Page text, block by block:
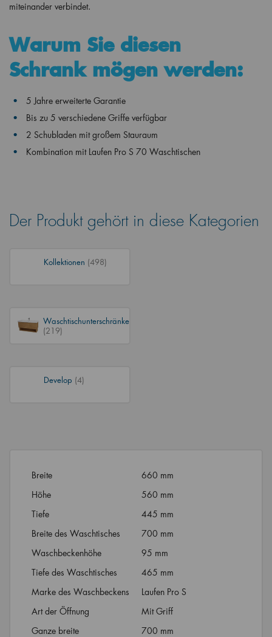
miteinander verbindet.
Warum Sie diesen
Schrank mögen werden:
5 Jahre erweiterte Garantie
Bis zu 5 verschiedene Griffe verfügbar
2 Schubladen mit großem Stauraum
Kombination mit Laufen Pro S 70 Waschtischen
Der Produkt gehört in diese Kategorien
Kollektionen (498)
Waschtischunterschränke
(219)
Develop (4)
Breite
660 mm
Höhe
560 mm
Tiefe
445 mm
Breite des Waschtisches
700 mm
Waschbeckenhöhe
95 mm
Tiefe des Waschtisches
465 mm
Marke des Waschbeckens
Laufen Pro S
Art der Öffnung
Mit Griff
Ganze breite
700 mm